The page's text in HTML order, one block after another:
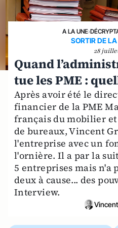
A LA UNE›
SORTIR DE
28
Quand
tue les PME :
Après avoir été le
financier de la PME
français du mobilier
de bureaux, Vincent
l'entreprise avec un
l'ornière. Il a par la
5 entreprises mais n'a
deux à cause... des
Interview.